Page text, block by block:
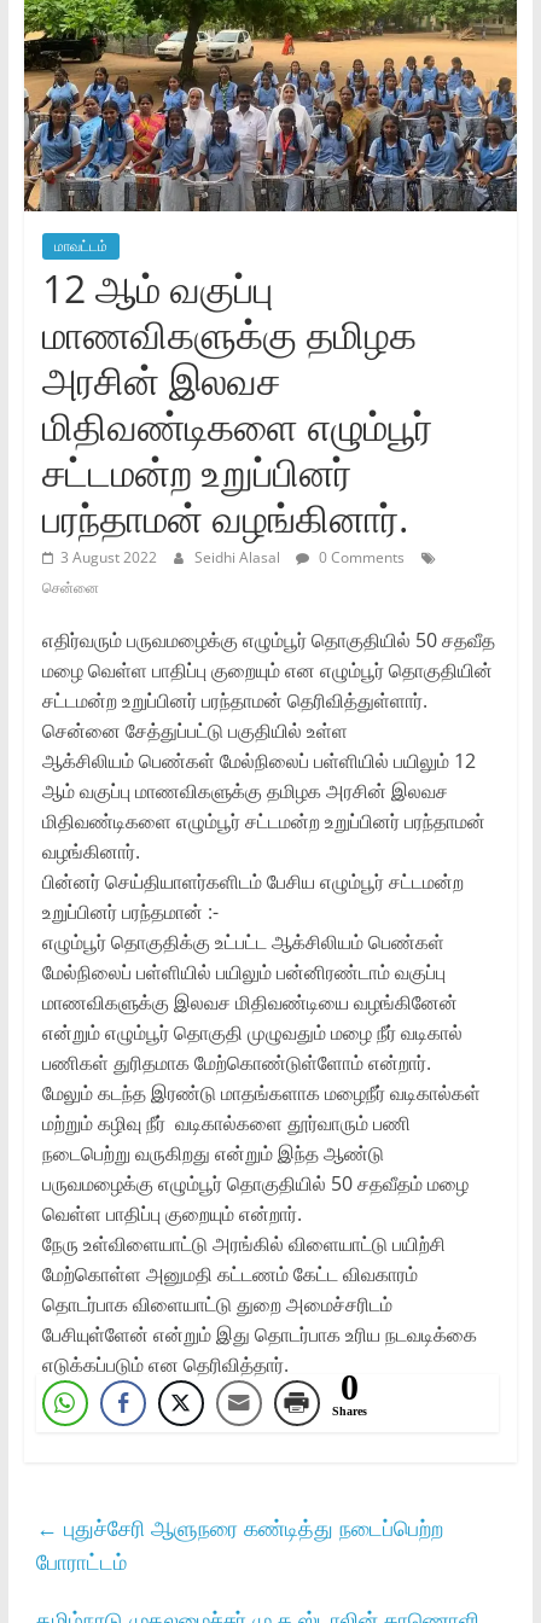
மாவட்டம்
12 ஆம் வகுப்பு
மாணவிகளுக்கு தமிழக
அரசின் இலவச
மிதிவண்டிகளை எழும்பூர்
சட்டமன்ற உறுப்பினர்
பரந்தாமன் வழங்கினார்.
3 August 2022 Seidhi Alasal
0 Comments
சென்னை
எதிர்வரும் பருவமழைக்கு எழும்பூர் தொகுதியில் 50 சதவீத
மழை வெள்ள பாதிப்பு குறையும் என எழும்பூர் தொகுதியின்
சட்டமன்ற உறுப்பினர் பரந்தாமன் தெரிவித்துள்ளார்.
சென்னை சேத்துப்பட்டு பகுதியில் உள்ள
ஆக்சிலியம் பெண்கள் மேல்நிலைப் பள்ளியில் பயிலும் 12
ஆம் வகுப்பு மாணவிகளுக்கு தமிழக அரசின் இலவச
மிதிவண்டிகளை எழும்பூர் சட்டமன்ற உறுப்பினர் பரந்தாமன்
வழங்கினார்.
பின்னர் செய்தியாளர்களிடம் பேசிய எழும்பூர் சட்டமன்ற
உறுப்பினர் பரந்தமான் :-
எழும்பூர் தொகுதிக்கு உட்பட்ட ஆக்சிலியம் பெண்கள்
மேல்நிலைப் பள்ளியில் பயிலும் பன்னிரண்டாம் வகுப்பு
மாணவிகளுக்கு இலவச மிதிவண்டியை வழங்கினேன்
என்றும் எழும்பூர் தொகுதி முழுவதும் மழை நீர் வடிகால்
பணிகள் துரிதமாக மேற்கொண்டுள்ளோம் என்றார்.
மேலும் கடந்த இரண்டு மாதங்களாக மழைநீர் வடிகால்கள்
மற்றும் கழிவு நீர் வடிகால்களை தூர்வாரும் பணி
நடைபெற்று வருகிறது என்றும் இந்த ஆண்டு
பருவமழைக்கு எழும்பூர் தொகுதியில் 50 சதவீதம் மழை
வெள்ள பாதிப்பு குறையும் என்றார்.
நேரு உள்விளையாட்டு அரங்கில் விளையாட்டு பயிற்சி
மேற்கொள்ள அனுமதி கட்டணம் கேட்ட விவகாரம்
தொடர்பாக விளையாட்டு துறை அமைச்சரிடம்
பேசியுள்ளேன் என்றும் இது தொடர்பாக உரிய நடவடிக்கை
எடுக்கப்படும் என தெரிவித்தார்.
0
Shares
← புதுச்சேரி ஆளுநரை கண்டித்து நடைப்பெற்ற
போராட்டம்